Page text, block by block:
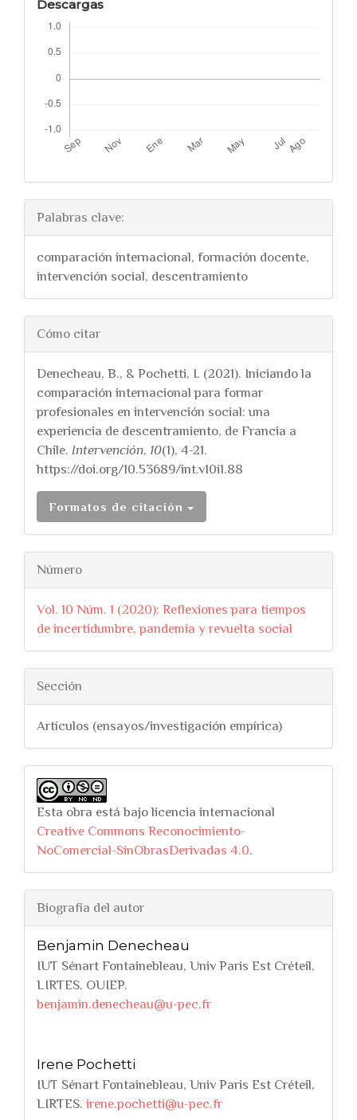
Descargas
Palabras clave:
comparación internacional, formación docente,
intervención social, descentramiento
Cómo citar
Denecheau, B., & Pochetti, I. (2021). Iniciando la
comparación internacional para formar
profesionales en intervención social: una
experiencia de descentramiento, de Francia a
Chile. Intervención, 10(1), 4-21.
https://doi.org/10.53689/int.v10i1.88
Formatos de citación
Número
Vol. 10 Núm. 1 (2020): Reflexiones para tiempos
de incertidumbre, pandemia y revuelta social
Sección
Artículos (ensayos/investigación empírica)
Esta obra está bajo licencia internacional
Creative Commons Reconocimiento-
NoComercial-SinObrasDerivadas 4.0.
Biografía del autor
Benjamin Denecheau
IUT Sénart Fontainebleau, Univ Paris Est Créteil,
LIRTES, OUIEP.
benjamin.denecheau@u-pec.fr
Irene Pochetti
IUT Sénart Fontainebleau, Univ Paris Est Créteil,
LIRTES.irene.pochetti@u-pec.fr